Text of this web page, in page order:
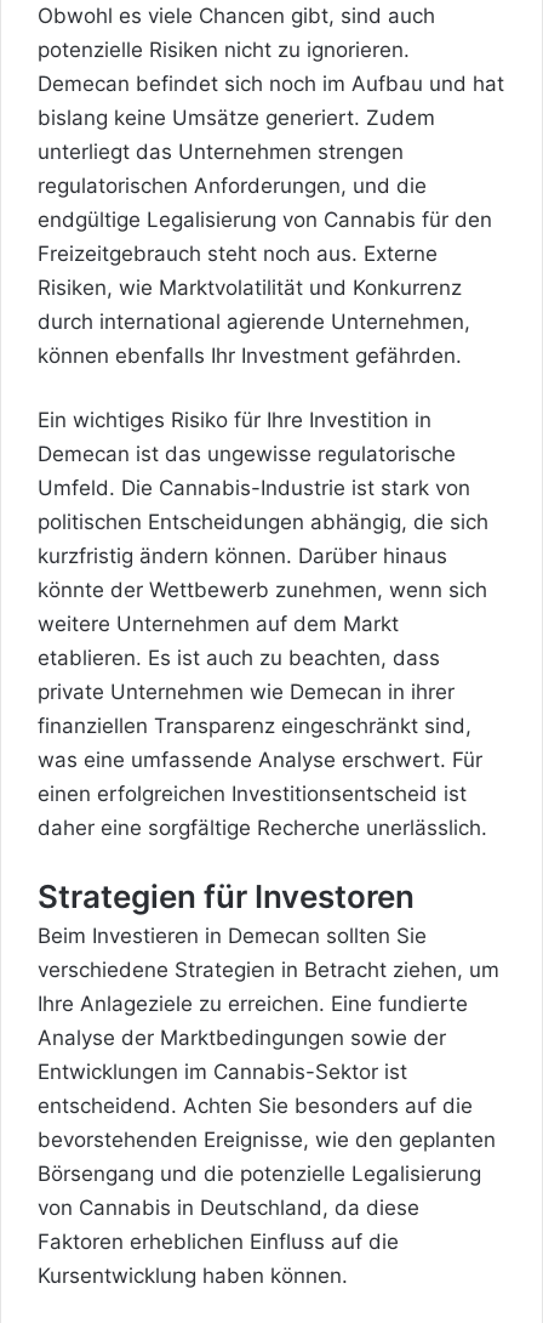
Obwohl es viele Chancen gibt, sind auch
potenzielle Risiken nicht zu ignorieren.
Demecan befindet sich noch im Aufbau und hat
bislang keine Umsätze generiert. Zudem
unterliegt das Unternehmen strengen
regulatorischen Anforderungen, und die
endgültige Legalisierung von Cannabis für den
Freizeitgebrauch steht noch aus. Externe
Risiken, wie Marktvolatilität und Konkurrenz
durch international agierende Unternehmen,
können ebenfalls Ihr Investment gefährden.
Ein wichtiges Risiko für Ihre Investition in
Demecan ist das ungewisse regulatorische
Umfeld. Die Cannabis-Industrie ist stark von
politischen Entscheidungen abhängig, die sich
kurzfristig ändern können. Darüber hinaus
könnte der Wettbewerb zunehmen, wenn sich
weitere Unternehmen auf dem Markt
etablieren. Es ist auch zu beachten, dass
private Unternehmen wie Demecan in ihrer
finanziellen Transparenz eingeschränkt sind,
was eine umfassende Analyse erschwert. Für
einen erfolgreichen Investitionsentscheid ist
daher eine sorgfältige Recherche unerlässlich.
Strategien für Investoren
Beim Investieren in Demecan sollten Sie
verschiedene Strategien in Betracht ziehen, um
Ihre Anlageziele zu erreichen. Eine fundierte
Analyse der Marktbedingungen sowie der
Entwicklungen im Cannabis-Sektor ist
entscheidend. Achten Sie besonders auf die
bevorstehenden Ereignisse, wie den geplanten
Börsengang und die potenzielle Legalisierung
von Cannabis in Deutschland, da diese
Faktoren erheblichen Einfluss auf die
Kursentwicklung haben können.